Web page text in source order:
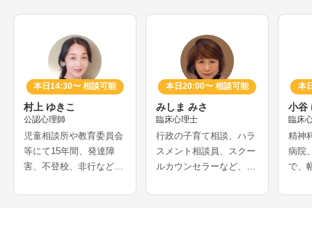
本日14:30〜 相談可能
村上 ゆきこ
公認心理師
児童相談所や教育委員会
等にて15年間、発達障
害、不登校、非行などの
たカウンセラーさんで
本日20:00〜 相談可能
みしま みさ
臨床心理士
行政の子育て相談、ハラ
スメント相談員、スクー
ルカウンセラーなど、長
れてきたカウンセラーさ
本
小谷
臨床
精神
病院
で、
ーさ